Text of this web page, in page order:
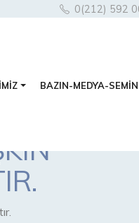
0(212) 592
BAZIN-MEDYA-